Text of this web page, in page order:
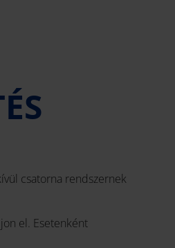
csatorna rendszernek
el. Esetenként